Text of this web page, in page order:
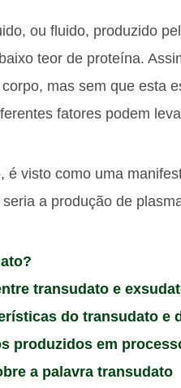
ou fluido, produzido
teor de proteína.
mas sem que esta
fatores podem
é visto como uma
a produção de
transudato e
do transudato e
produzidos em
a palavra transudato